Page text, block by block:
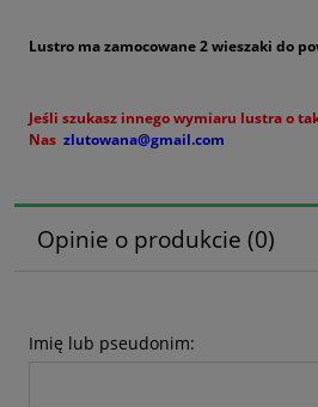
Lustro ma zamocowane 2 wieszaki do
Jeśli szukasz innego wymiaru lustra o
Nas zlutowana@gmail.com
Opinie o produkcie (0)
Imię lub pseudonim: